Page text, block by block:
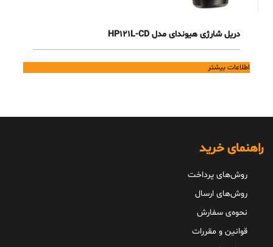
دریل شارژی هیوندای مدل HP121L-CD
اطلاعات بیشتر
راهنمای خرید
روش‌های پرداخت
روش‌های ارسال
نحوه‌ی سفارش
قوانین و مقررات